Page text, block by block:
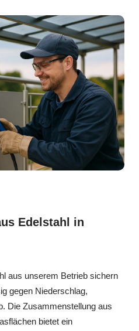
Edelstahl in
aus unserem Betrieb sichern
gegen Niederschlag,
Die Zusammenstellung aus
bietet ein